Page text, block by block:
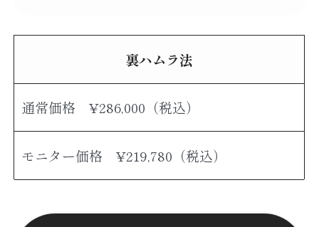
裏ハムラ法
通常価格 ¥286,000（税込）
モニター価格 ¥219,780（税込）